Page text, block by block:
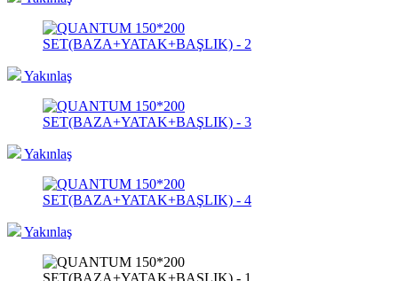
Yakınlaş
Yakınlaş
Yakınlaş